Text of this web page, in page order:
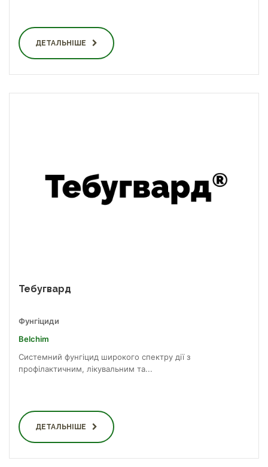
ДЕТАЛЬНІШЕ
Тебугвард
Фунгіциди
Belchim
Системний фунгіцид широкого спектру дії з
профілактичним, лікувальним та...
ДЕТАЛЬНІШЕ